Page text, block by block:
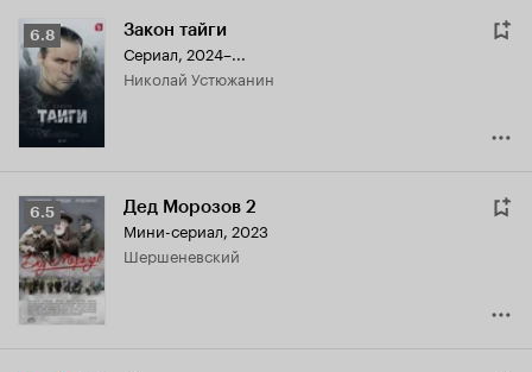
Рейтинг
Кинопоиска
6.8
6.8 Закон тайги
Сериал, 2024–...
Николай Устюжанин
Рейтинг
Кинопоиска
6.5
6.5 Дед Морозов 2
Мини-сериал, 2023
Шершеневский